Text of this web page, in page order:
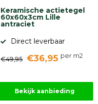
Keramische actietegel
60x60x3cm Lille
antraciet
Direct leverbaar
€49,95 €36,95 per m2
Bekijk aanbieding